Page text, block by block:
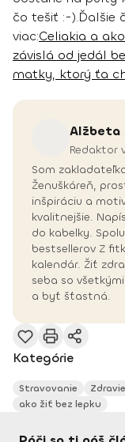
čo tešiť :-).Ďalšie
viac:Celiakia a
závislá od jedál
matky, ktorý ťa
Alžbeta
Redaktor
Som
Ženuškáreň,
inšpiráciu a
kvalitnejšie.
do kabelky.
bestsellerov Z
kalendár. Žiť
seba so
a byť šťastná.
Kategórie
Stravovanie Zdravie
ako žiť bez lepku